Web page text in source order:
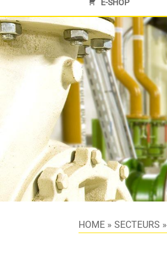
E-SHOP
HOME »SECTEURS »